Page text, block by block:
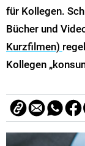
für Kollegen.
Bücher und
Kurzfilmen)
Kollegen